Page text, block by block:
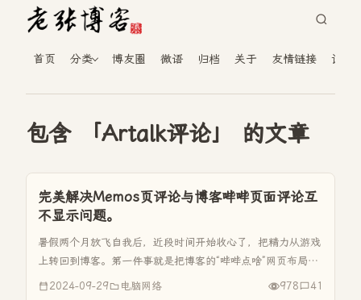
首页 分类 博友圈 微语 归档 关于 友情链接 读者
包含 「Artalk评论」 的文章
完美解决Memos页评论与博客哔哔页面评论互
不显示问题。
暑假两个月放飞自我后，近段时间开始收心了，把精力从游戏
上转回到博客。第一件事就是把博客的“哔哔点啥”网页布局进
行了调整，把内容的标签设置与评论图标一行，这样看上去就
2024-09-29 电脑网络 978 41